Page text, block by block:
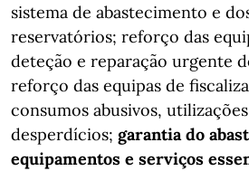
sistema de abastecimento e
reservatórios; reforço das
deteção e reparação urgente
reforço das equipas de
consumos abusivos,
desperdícios; garantia do
equipamentos e serviços